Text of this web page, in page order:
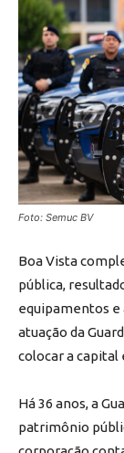
Foto: Semuc BV
Boa Vista
pública,
equipamentos
atuação da
colocar a capital
Há 36 anos, a
patrimônio